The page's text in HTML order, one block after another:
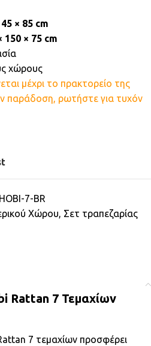
× 85 cm
150 × 75 cm
χώρους
μέχρι το πρακτορείο της
παράδοση, ρωτήστε για τυχόν
7-BR
Χώρου, Σετ τραπεζαρίας
Rattan 7 Τεμαχίων
7 τεμαχίων προσφέρει